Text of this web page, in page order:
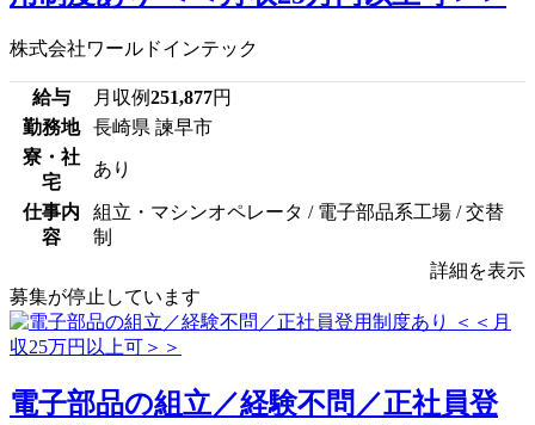
株式会社ワールドインテック
給与 月収例251,877円
勤務地
長崎県 諫早市
寮・社
宅
あり
仕事内
容
組立・マシンオペレータ / 電子部品系工場 / 交替
制
詳細を表示
募集が停止しています
電子部品の組立／経験不問／正社員登